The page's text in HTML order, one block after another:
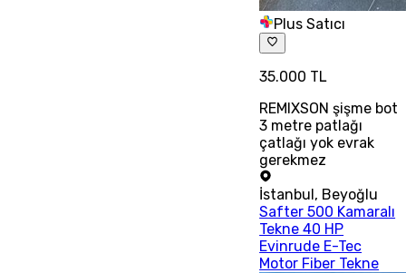
Plus Satıcı
35.000 TL
REMIXSON şişme bot
3 metre patlağı
çatlağı yok evrak
gerekmez
İstanbul, Beyoğlu
Safter 500 Kamaralı
Tekne 40 HP
Evinrude E-Tec
Motor Fiber Tekne